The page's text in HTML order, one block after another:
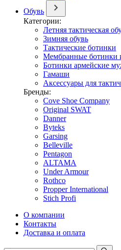
Обувь
Категории:
Летняя тактическая
Зимняя обувь
Тактические ботинки
Мембранные ботинки
Ботинки армейские
Гамаши
Аксессуары для
Бренды:
Cove Shoe Company
Original SWAT
Danner
Byteks
Garsing
Belleville
Pentagon
ALTAMA
Under Armour
Rothco
Propper International
Stich Profi
О компании
Контакты
Доставка и оплата